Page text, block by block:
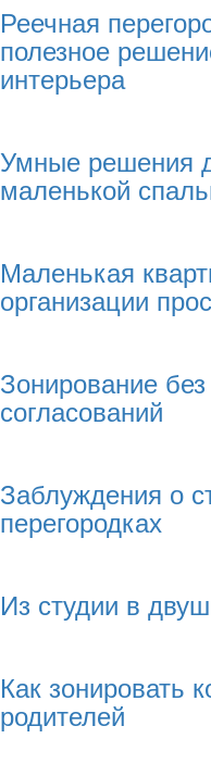
Реечная
полезное
интерьера
Умные решения
маленькой
Маленькая
организации
Зонирование
согласований
Заблуждения о
перегородках
Из студии в
Как зонировать
родителей